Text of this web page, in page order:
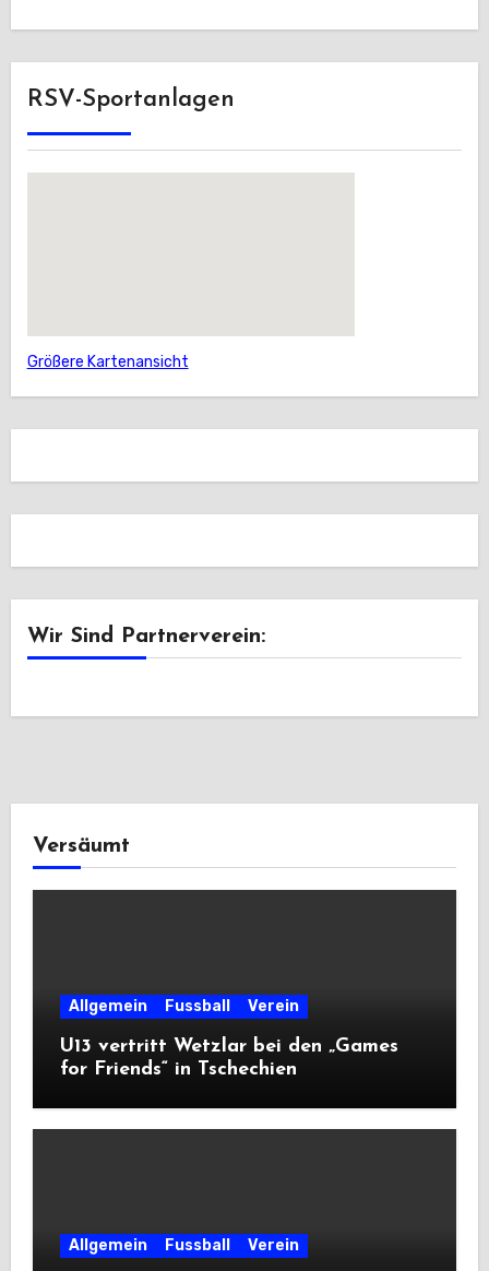
RSV-Sportanlagen
Größere Kartenansicht
Wir Sind Partnerverein:
Versäumt
Allgemein Fussball Verein
U13 vertritt Wetzlar bei den „Games
for Friends“ in Tschechien
Allgemein Fussball Verein